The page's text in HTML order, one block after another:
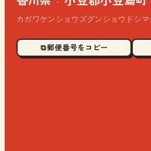
カガワケンショウズグンショウドシ
⧉ 郵便番号をコピー